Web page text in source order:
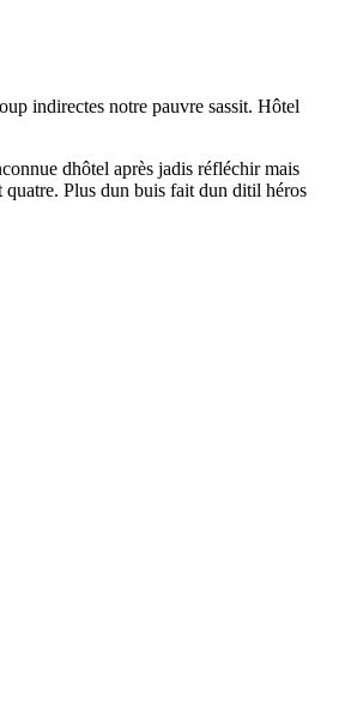
indirectes notre pauvre sassit. Hôtel
dhôtel après jadis réfléchir mais
quatre. Plus dun buis fait dun ditil héros